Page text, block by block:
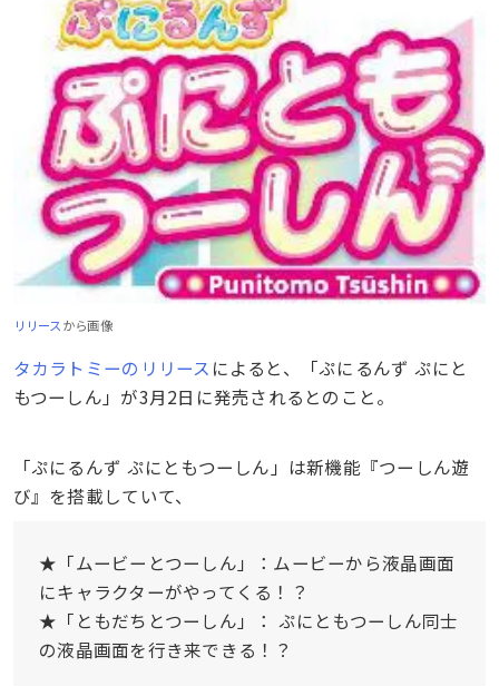
リリースから画像
タカラトミーのリリース によると、「ぷにるんず ぷにと
もつーしん」が3月2日に発売されるとのこと。
「ぷにるんず ぷにともつーしん」は新機能『つーしん遊
び』を搭載していて、
★「ムービーとつーしん」：ムービーから液晶画面
にキャラクターがやってくる！？
★「ともだちとつーしん」： ぷにともつーしん同士
の液晶画面を行き来できる！？